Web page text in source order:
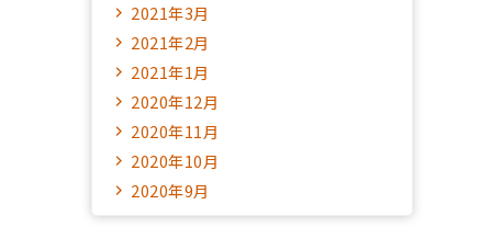
2021年3月
2021年2月
2021年1月
2020年12月
2020年11月
2020年10月
2020年9月